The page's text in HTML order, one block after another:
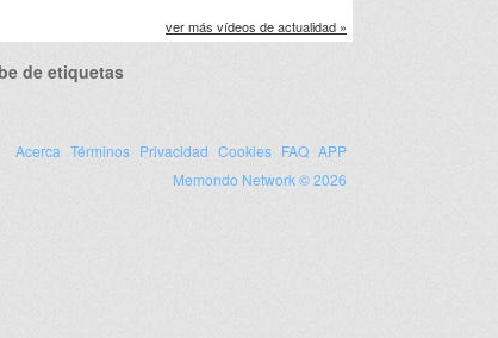
ver más vídeos de actualidad »
de etiquetas
Acerca Términos Privacidad Cookies FAQ APP
Memondo Network © 2026